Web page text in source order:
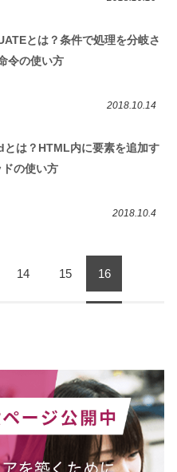
とは？条件で処理を分岐さ
令の使い方
2018.10.14
は？HTML内に要素を追加す
の使い方
2018.10.4
14 15 16